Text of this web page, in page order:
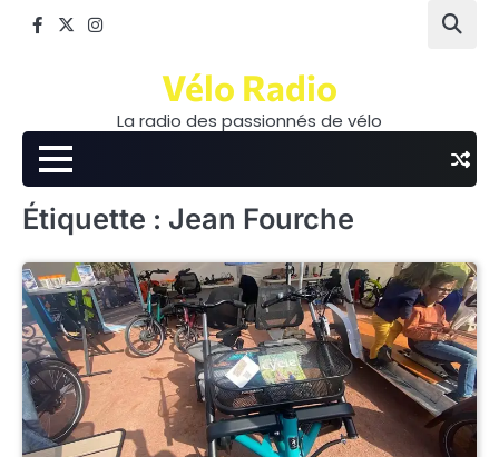
Facebook
TwitterInstagram
Vélo Radio
La radio des passionnés de vélo
Étiquette : Jean Fourche